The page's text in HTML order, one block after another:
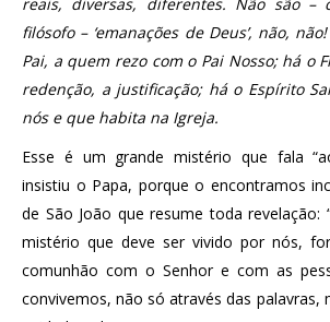
filósofo – ‘emanações de Deus’, não,
Pai, a quem rezo com o Pai Nosso; há o
redenção, a justificação; há o Espírito
nós e que habita na Igreja.
Esse é um grande mistério que fala
insistiu o Papa, porque o encontramos
de São João que resume toda revelação:
mistério que deve ser vivido por nós,
comunhão com o Senhor e com as
convivemos, não só através das palavras,